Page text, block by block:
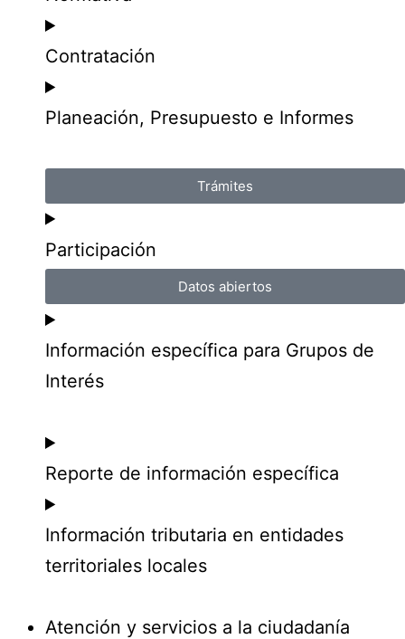
Contratación
Planeación, Presupuesto e Informes
Trámites
Participación
Datos abiertos
Información específica para Grupos de
Interés
Reporte de información específica
Información tributaria en entidades
territoriales locales
Atención y servicios a la ciudadanía